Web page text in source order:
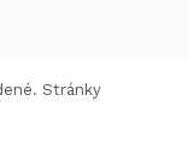
Stránky